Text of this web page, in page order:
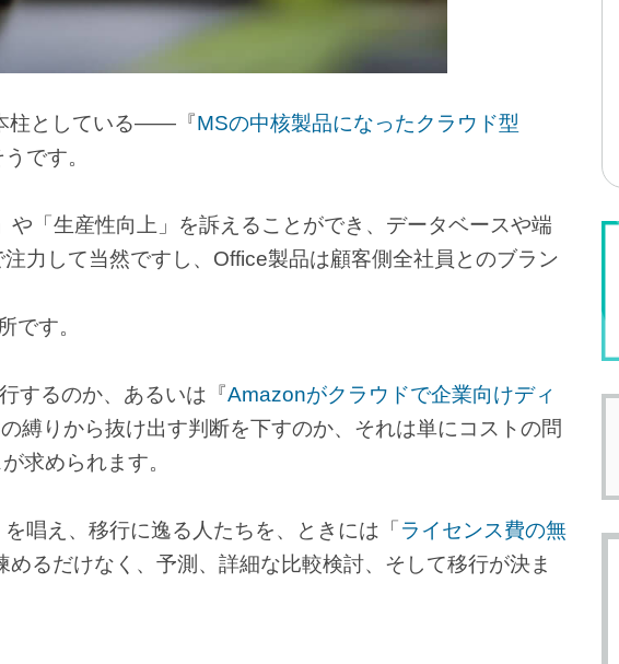
柱としている――『MSの中核製品になったクラウド型
です。
「生産性向上」を訴えることができ、データベースや端
力して当然ですし、Office製品は顧客側全社員とのブラン
です。
するのか、あるいは『Amazonがクラウドで企業向けディ
縛りから抜け出す判断を下すのか、それは単にコストの問
求められます。
唱え、移行に逸る人たちを、ときには「ライセンス費の無
るだけなく、予測、詳細な比較検討、そして移行が決ま